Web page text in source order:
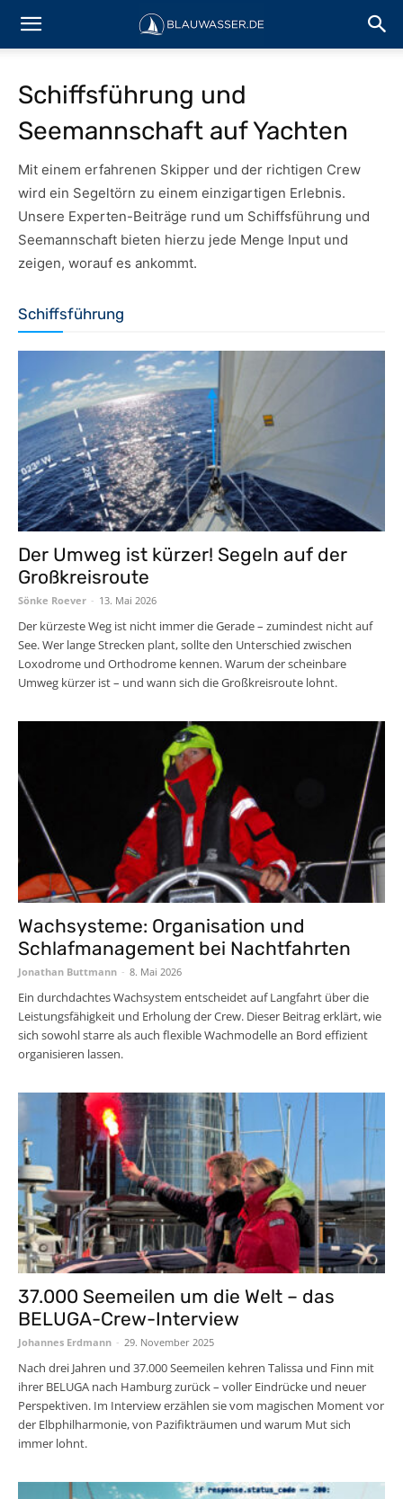
Schiffsführung und
Seemannschaft auf Yachten
Mit einem erfahrenen Skipper und der richtigen Crew
wird ein Segeltörn zu einem einzigartigen Erlebnis.
Unsere Experten-Beiträge rund um Schiffsführung und
Seemannschaft bieten hierzu jede Menge Input und
zeigen, worauf es ankommt.
Schiffsführung
Der Umweg ist kürzer! Segeln auf der
Großkreisroute
Sönke Roever - 13. Mai 2026
Der kürzeste Weg ist nicht immer die Gerade – zumindest nicht auf
See. Wer lange Strecken plant, sollte den Unterschied zwischen
Loxodrome und Orthodrome kennen. Warum der scheinbare
Umweg kürzer ist – und wann sich die Großkreisroute lohnt.
Wachsysteme: Organisation und
Schlafmanagement bei Nachtfahrten
Jonathan Buttmann - 8. Mai 2026
Ein durchdachtes Wachsystem entscheidet auf Langfahrt über die
Leistungsfähigkeit und Erholung der Crew. Dieser Beitrag erklärt, wie
sich sowohl starre als auch flexible Wachmodelle an Bord effizient
organisieren lassen.
37.000 Seemeilen um die Welt – das
BELUGA-Crew-Interview
Johannes Erdmann - 29. November 2025
Nach drei Jahren und 37.000 Seemeilen kehren Talissa und Finn mit
ihrer BELUGA nach Hamburg zurück – voller Eindrücke und neuer
Perspektiven. Im Interview erzählen sie vom magischen Moment vor
der Elbphilharmonie, von Pazifikträumen und warum Mut sich
immer lohnt.